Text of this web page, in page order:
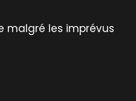
malgré les imprévus